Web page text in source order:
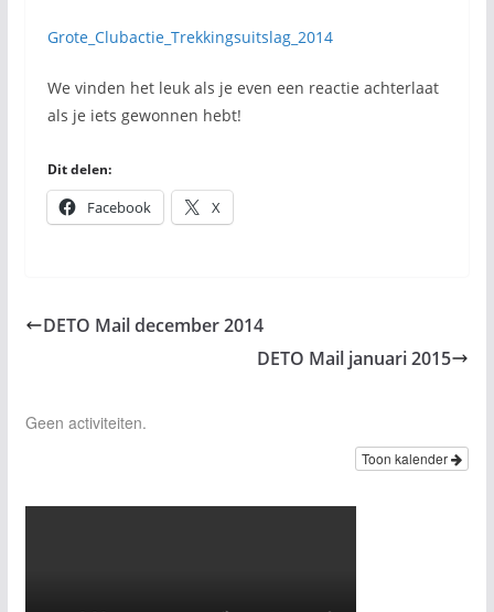
Grote_Clubactie_Trekkingsuitslag_2014
We vinden het leuk als je even een reactie achterlaat
als je iets gewonnen hebt!
Dit delen:
Facebook X
DETO Mail december 2014
DETO Mail januari 2015
Geen activiteiten.
Toon kalender